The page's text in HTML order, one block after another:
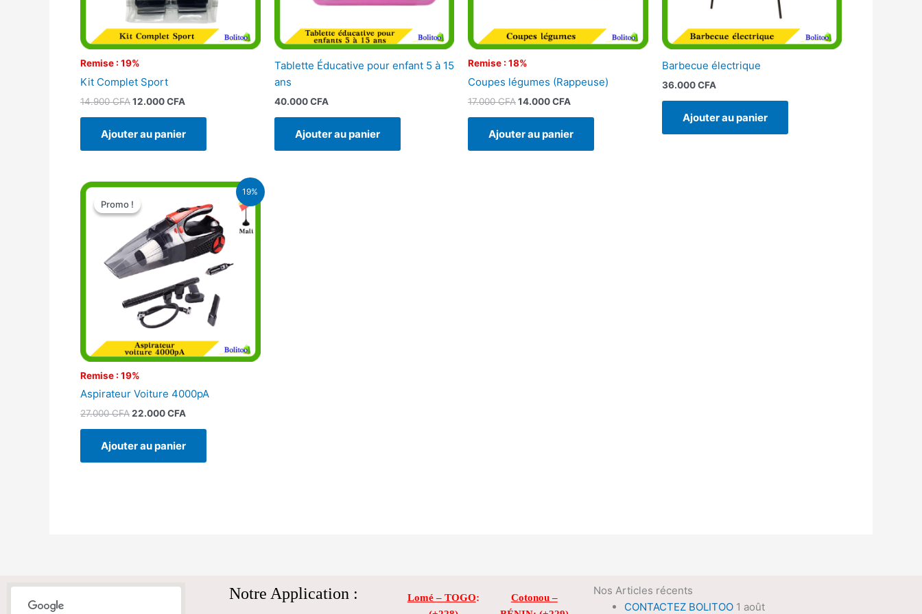
Remise : 19%
Kit Complet Sport
14.900CFA12.000CFA
Ajouter au panier
Tablette Éducative pour enfant 5 à 15
ans
40.000CFA
Ajouter au panier
Remise : 18%
Coupes légumes (Rappeuse)
17.000CFA14.000CFA
Ajouter au panier
Barbecue électrique
36.000CFA
Ajouter au panier
19%
Promo !
Remise : 19%
Promo !
Aspirateur Voiture 4000pA
27.000CFA
Le
initial
était :
27.000 CFA.
22.000CFA
Le
actuel
est :
22.000 CFA.
Ajouter au panier
Notre Application : Lomé – TOGO:
Cotonou –
Nos Articles récents
CONTACTEZ BOLITOO 1 août